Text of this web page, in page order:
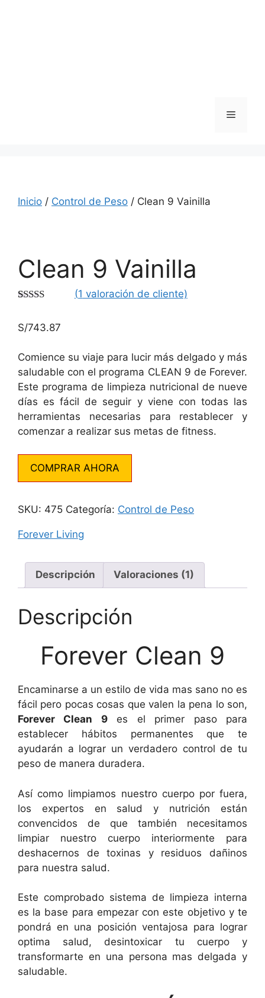
Menú
Inicio / Control de Peso / Clean 9 Vainilla
Clean 9 Vainilla
5 en base a
(1 valoración de cliente)
S/743.87
Comience su viaje para lucir más delgado y más
saludable con el programa CLEAN 9 de Forever.
Este programa de limpieza nutricional de nueve
días es fácil de seguir y viene con todas las
herramientas necesarias para restablecer y
comenzar a realizar sus metas de fitness.
COMPRAR AHORA
SKU: 475 Categoría: Control de Peso
Forever Living
Descripción Valoraciones (1)
Descripción
Forever Clean 9
Encaminarse a un estilo de vida mas sano no es
fácil pero pocas cosas que valen la pena lo son,
Forever Clean 9es el primer paso para
establecer hábitos permanentes que te
ayudarán a lograr un verdadero control de tu
peso de manera duradera.
Así como limpiamos nuestro cuerpo por fuera,
los expertos en salud y nutrición están
convencidos de que también necesitamos
limpiar nuestro cuerpo interiormente para
deshacernos de toxinas y residuos dañinos
para nuestra salud.
Este comprobado sistema de limpieza interna
es la base para empezar con este objetivo y te
pondrá en una posición ventajosa para lograr
optima salud, desintoxicar tu cuerpo y
transformarte en una persona mas delgada y
saludable.